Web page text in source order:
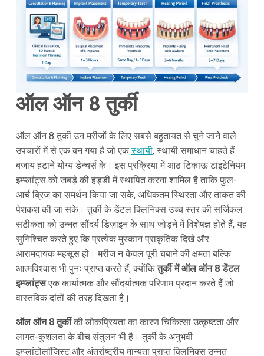
ऑल ऑन 8 तुर्की
ऑल ऑन 8 तुर्की उन मरीजों के लिए सबसे बहुतायत से चुने जाने वाले
उपचारों में से एक बन गया है जो एकस्थायी, स्थायी समाधान चाहते हैं
बजाय हटाने योग्य डेन्चर्स के। इस प्रक्रिया में आठ टिकाऊ टाइटेनियम
इम्प्लांट्स को जबड़े की हड्डी में स्थापित करना शामिल है ताकि फुल-
आर्च ब्रिज का समर्थन किया जा सके, अधिकतम स्थिरता और ताकत की
पेशकश की जा सके। तुर्की के डेंटल क्लिनिक्स उच्च स्तर की सर्जिकल
सटीकता को उन्नत सौंदर्य डिज़ाइन के साथ जोड़ने में विशेषज्ञ होते हैं, यह
सुनिश्चित करते हुए कि प्रत्येक मुस्कान प्राकृतिक दिखे और
आरामदायक महसूस हो। मरीज न केवल पूरी चबाने की क्षमता बल्कि
आत्मविश्वास भी पुनः प्राप्त करते हैं, क्योंकितुर्की में ऑल ऑन 8 डेंटल
इम्प्लांट्सएक कार्यात्मक और सौंदर्यात्मक परिणाम प्रदान करते हैं जो
वास्तविक दांतों की तरह दिखता है।
ऑल ऑन 8 तुर्कीकी लोकप्रियता का कारण चिकित्सा उत्कृष्टता और
लागत-कुशलता के बीच संतुलन भी है। तुर्की के अनुभवी
इम्प्लांटोलॉजिस्ट और अंतर्राष्ट्रीय मान्यता प्राप्त क्लिनिक्स उन्नत